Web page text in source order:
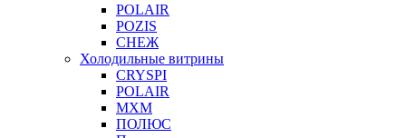
POLAIR
POZIS
СНЕЖ
Холодильные витрины
CRYSPI
POLAIR
МХМ
ПОЛЮС